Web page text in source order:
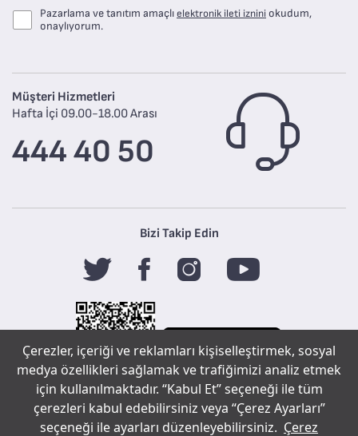
Çerezler, içeriği ve reklamları kişiselleştirmek, sosyal
medya özellikleri sağlamak ve trafiğimizi analiz etmek
için kullanılmaktadır. “Kabul Et” seçeneği ile tüm
çerezleri kabul edebilirsiniz veya “Çerez Ayarları”
seçeneği ile ayarları düzenleyebilirsiniz. Çerez
Pazarlama ve tanıtım amaçlıelektronik ileti iznini okudum,
onaylıyorum.
Müşteri Hizmetleri
Hafta İçi 09.00-18.00 Arası
444 40 50
Bizi Takip Edin
Tefal